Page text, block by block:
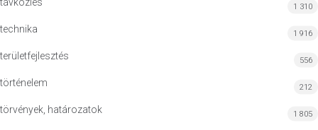
1 310
technika 1 916
területfejlesztés 556
történelem 212
törvények, határozatok 1 805